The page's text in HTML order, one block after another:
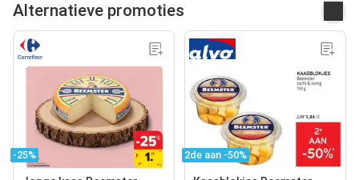
Alternatieve promoties
-25% 2de aan -50%